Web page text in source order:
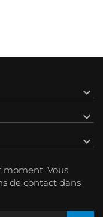



moment. Vous
de contact dans